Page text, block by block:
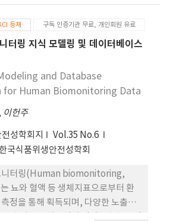
발판이 되어줄 것이다.
험심사평가원 청구 데이터를 분석하
건수와 시술과 관련된 특성, 시술을
의 건수 및 인구역동학적 특징 등을 조
이 114,757명의 환자에게 시행되었다.
매년 증가하였으며, 특히 치료
증가 추세를 보였다. 시술의 약 2/3
병원 이상의 규모 큰 기관에서 시행
에는 시술은 받은 80세 이상의 고령
년 14.3%에서 2015년은 17.2%로
가 추세에 있다. 특히 치료 목적 또는
술이 뚜렷한 증가 추세를 보여 시술과
등재 구독 인증기관 무료, 개인회원 유료
터링 지식 모델링 및 데이터베이스
and Database
for Human Biomonitoring Data
이헌주
성학회지
Vol.35 No.6
한국식품위생안전성학회
니터링(Human biomonitoring,
뇨와 혈액 등 생체지표으로부터 환
정을 통해 획득되며, 다양한 노출원